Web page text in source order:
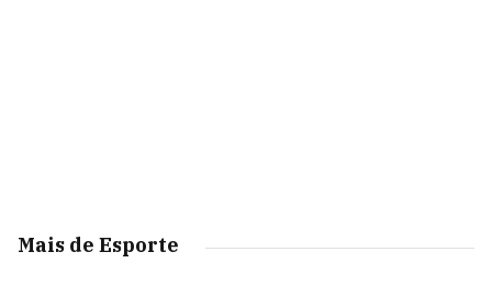
Mais de Esporte